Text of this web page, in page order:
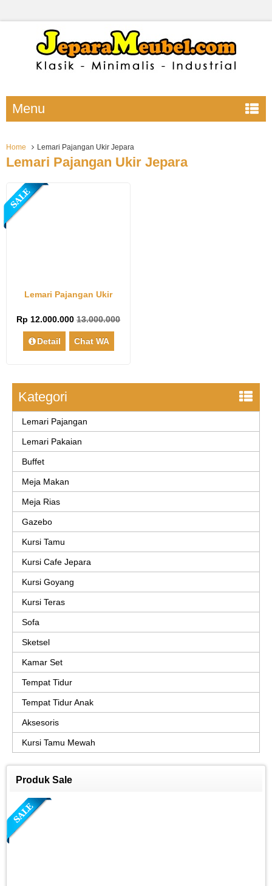
Menu
Home Lemari Pajangan Ukir Jepara
Lemari Pajangan Ukir Jepara
Lemari Pajangan Ukir
Rp 12.000.00013.000.000
Detail Chat WA
Kategori
Lemari Pajangan
Lemari Pakaian
Buffet
Meja Makan
Meja Rias
Gazebo
Kursi Tamu
Kursi Cafe Jepara
Kursi Goyang
Kursi Teras
Sofa
Sketsel
Kamar Set
Tempat Tidur
Tempat Tidur Anak
Aksesoris
Kursi Tamu Mewah
Produk Sale